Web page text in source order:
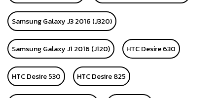
Samsung Galaxy J3 2016 (J320)
Samsung Galaxy J1 2016 (J120) HTC Desire 630
HTC Desire 530 HTC Desire 825